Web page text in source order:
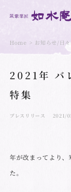
Home お知らせ/日々
2021年 バ
特集
プレスリリース 2021/
年が改まってより
た。